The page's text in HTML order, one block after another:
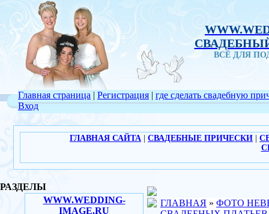
ВСЁ ДЛЯ
Главная страница | Регистрация |
Вход
где сделать свадебную
ГЛАВНАЯ САЙТА СВАДЕБНЫЕ ПРИЧЕСКИ
РАЗДЕЛЫ
WWW.WEDDING-
IMAGE.RU
ГЛАВНАЯ » ФОТО